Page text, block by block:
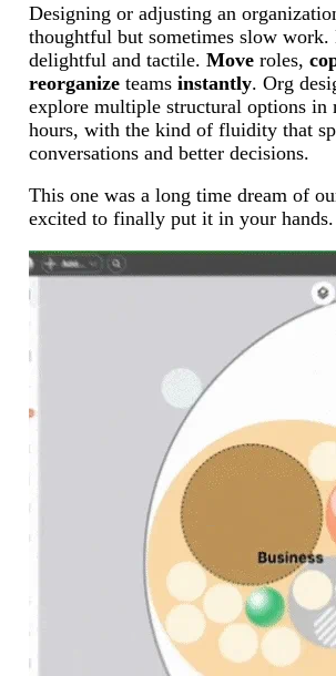
Designing or adjusting an
thoughtful but sometimes slow work.
delightful and tactile. Moveroles,
reorganizeteams instantly. Org
explore multiple structural options in
hours, with the kind of fluidity that
conversations and better decisions.
This one was a long time dream of
excited to finally put it in your hands.